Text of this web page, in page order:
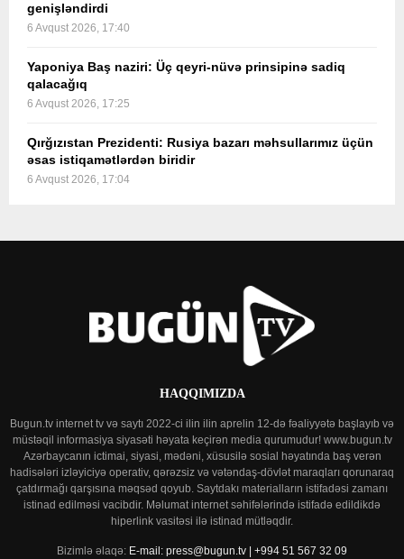
genişləndirdi
6 Avqust 2026, 17:40
Yaponiya Baş naziri: Üç qeyri-nüvə prinsipinə sadiq
qalacağıq
6 Avqust 2026, 17:25
Qırğızıstan Prezidenti: Rusiya bazarı məhsullarımız üçün
əsas istiqamətlərdən biridir
6 Avqust 2026, 17:04
HAQQIMIZDA
Bugun.tv internet tv və saytı 2022-ci ilin ilin aprelin 12-də fəaliyyətə başlayıb və
müstəqil informasiya siyasəti həyata keçirən media qurumudur! www.bugun.tv
Azərbaycanın ictimai, siyasi, mədəni, xüsusilə sosial həyatında baş verən
hadisələri izləyiciyə operativ, qərəzsiz və vətəndaş-dövlət maraqları qorunaraq
çatdırmağı qarşısına məqsəd qoyub. Saytdakı materialların istifadəsi zamanı
istinad edilməsi vacibdir. Məlumat internet səhifələrində istifadə edildikdə
hiperlink vasitəsi ilə istinad mütləqdir.
Bizimlə əlaqə: E-mail: press@bugun.tv | +994 51 567 32 09